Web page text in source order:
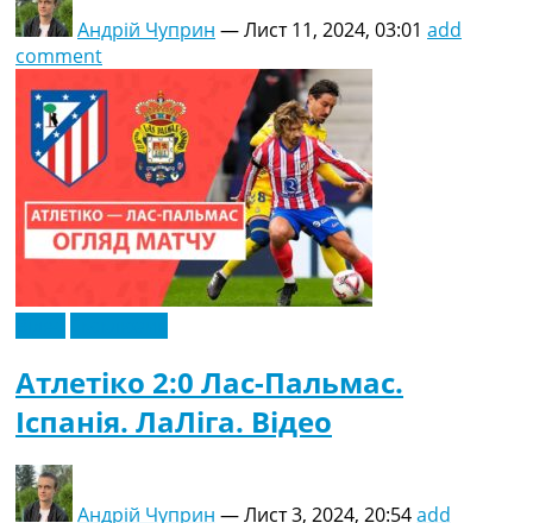
Андрій Чуприн —Лист 11, 2024, 03:01 add
comment
Атлетіко 2:0 Лас-Пальмас.
Іспанія. ЛаЛіга. Відео
Андрій Чуприн —Лист 3, 2024, 20:54add